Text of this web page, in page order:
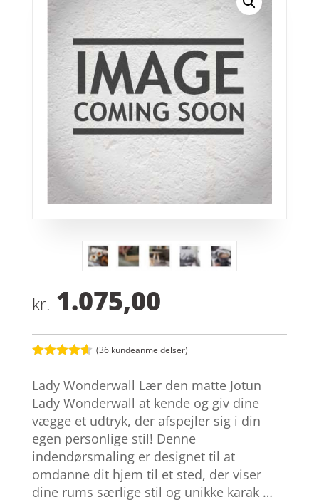
kr. 1.075,00
ud af 5
baseret på
kundebedø
mmelser
(36 kundeanmeldelser)
Lady Wonderwall Lær den matte Jotun
Lady Wonderwall at kende og giv dine
vægge et udtryk, der afspejler sig i din
egen personlige stil! Denne
indendørsmaling er designet til at
omdanne dit hjem til et sted, der viser
dine rums særlige stil og unikke karak …